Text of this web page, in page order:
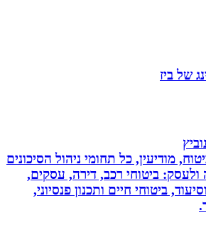
ביז
מודיעין, כל תחומי ניהול הסיכונים
ביטוחי רכב, דירה, עסקים,
ביטוחי חיים ותכנון פנסיוני,